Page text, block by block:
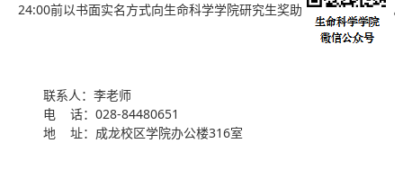
24:00前以书面实名方式向生命科学学院研究生奖助学金委员会反映。
联系人：李老师
电 话：028-84480651
地 址：成龙校区学院办公楼316室